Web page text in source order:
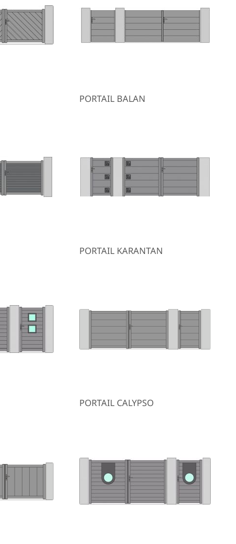
PORTAIL BALAN
PORTAIL KARANTAN
PORTAIL CALYPSO